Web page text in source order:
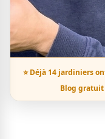
⭐ Déjà 14 jardiniers
Blog gratuit